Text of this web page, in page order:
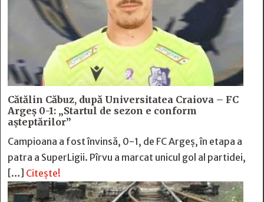
Cătălin Căbuz, după Universitatea Craiova – FC
Argeș 0-1: „Startul de sezon e conform
așteptărilor”
Campioana a fost învinsă, 0-1, de FC Argeș, în etapa a
patra a SuperLigii. Pîrvu a marcat unicul gol al partidei,
[…] Citește!